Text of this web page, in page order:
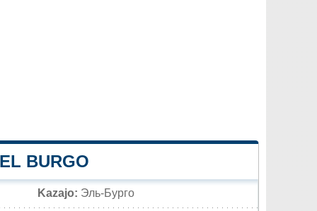
BURGO
Kazajo: Эль-Бурго